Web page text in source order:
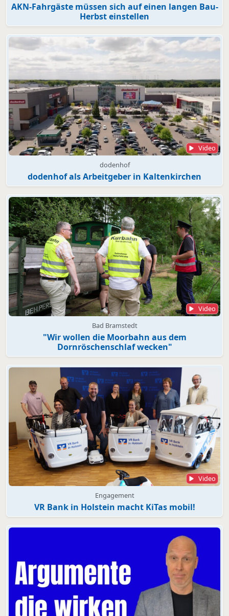
AKN-Fahrgäste müssen sich auf einen langen Bau-
Herbst einstellen
Video
dodenhof
dodenhof als Arbeitgeber in Kaltenkirchen
Video
Bad Bramstedt
"Wir wollen die Moorbahn aus dem
Dornröschenschlaf wecken"
Video
Engagement
VR Bank in Holstein macht KiTas mobil!